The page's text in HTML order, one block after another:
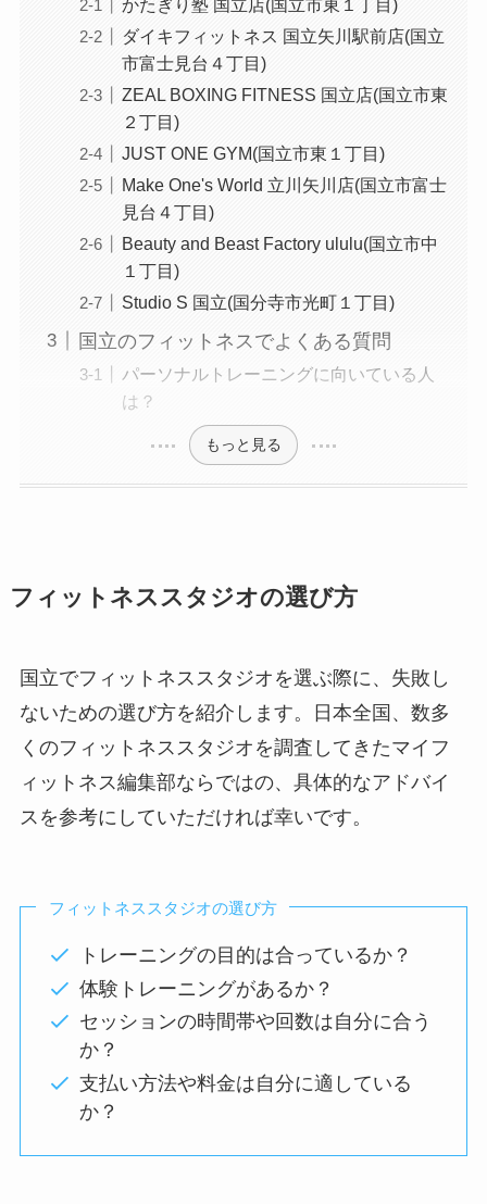
かたぎり塾 国立店(国立市東１丁目)
ダイキフィットネス 国立矢川駅前店(国立
市富士見台４丁目)
ZEAL BOXING FITNESS 国立店(国立市東
２丁目)
JUST ONE GYM(国立市東１丁目)
Make One's World 立川矢川店(国立市富士
見台４丁目)
Beauty and Beast Factory ululu(国立市中
１丁目)
Studio S 国立(国分寺市光町１丁目)
国立のフィットネスでよくある質問
パーソナルトレーニングに向いている人
は？
もっと見る
フィットネススタジオの選び方
国立でフィットネススタジオを選ぶ際に、失敗し
ないための選び方を紹介します。日本全国、数多
くのフィットネススタジオを調査してきたマイフ
ィットネス編集部ならではの、具体的なアドバイ
スを参考にしていただければ幸いです。
フィットネススタジオの選び方
トレーニングの目的は合っているか？
体験トレーニングがあるか？
セッションの時間帯や回数は自分に合う
か？
支払い方法や料金は自分に適している
か？